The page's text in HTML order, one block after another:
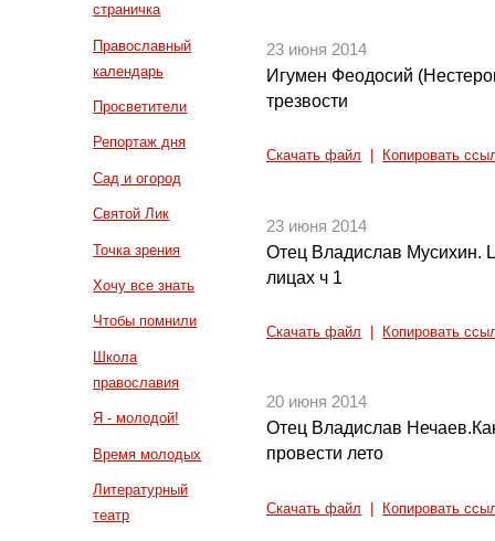
страничка
Православный
календарь
Просветители
Репортаж дня
Сад и огород
Святой Лик
Точка зрения
Хочу все знать
Чтобы помнили
Школа
православия
Я - молодой!
Время молодых
Литературный
театр
23 июня 2014
Игумен Феодосий
трезвости
Скачать файл Копировать
23 июня 2014
Отец Владислав Мусихин.
лицах ч 1
Скачать файл Копировать
20 июня 2014
Отец Владислав
провести лето
Скачать файл Копировать